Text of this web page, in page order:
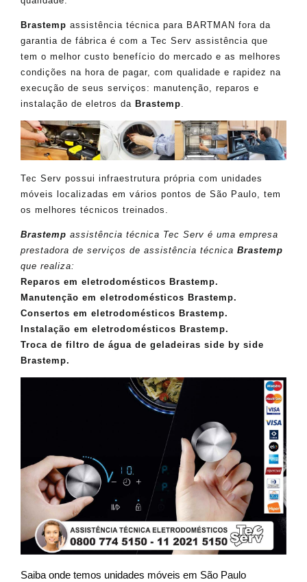
Brastemp assistência técnica para BARTMAN fora da
garantia de fábrica é com a Tec Serv assistência que
tem o melhor custo benefício do mercado e as melhores
condições na hora de pagar, com qualidade e rapidez na
execução de seus serviços: manutenção, reparos e
instalação de eletros da Brastemp.
Tec Serv possui infraestrutura própria com unidades
móveis localizadas em vários pontos de São Paulo, tem
os melhores técnicos treinados.
Brastemp assistência técnica Tec Serv é uma empresa
prestadora de serviços de assistência técnica Brastemp
que realiza:
Reparos em eletrodomésticos Brastemp.
Manutenção em eletrodomésticos Brastemp.
Consertos em eletrodomésticos Brastemp.
Instalação em eletrodomésticos Brastemp.
Troca de filtro de água de geladeiras side by side
Brastemp.
Saiba onde temos unidades móveis em São Paulo